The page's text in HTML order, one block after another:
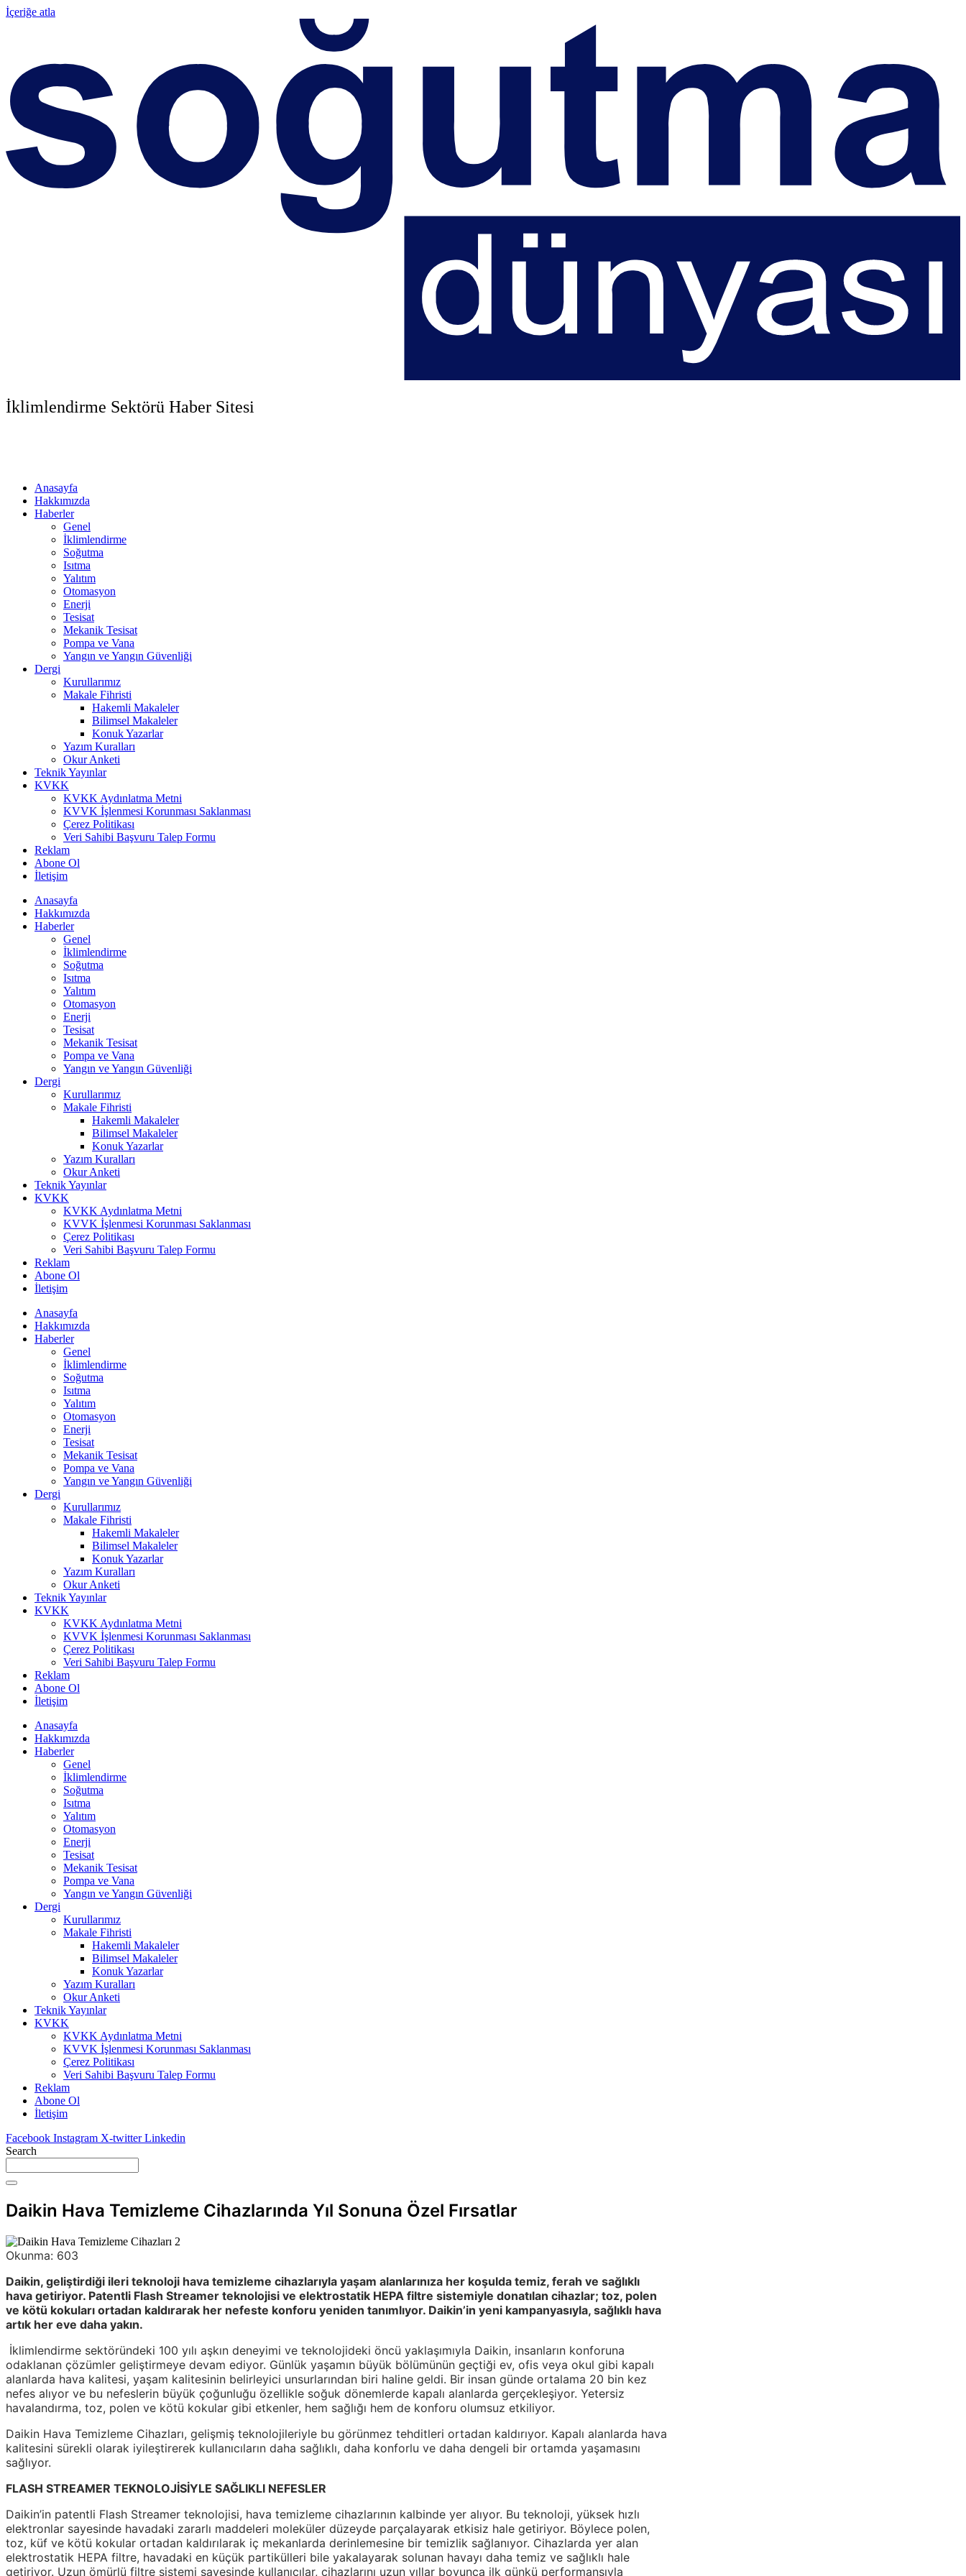
İçeriğe atla
İklimlendirme Sektörü Haber Sitesi
Anasayfa
Hakkımızda
Haberler
Genel
İklimlendirme
Soğutma
Isıtma
Yalıtım
Otomasyon
Enerji
Tesisat
Mekanik Tesisat
Pompa ve Vana
Yangın ve Yangın Güvenliği
Dergi
Kurullarımız
Makale Fihristi
Hakemli Makaleler
Bilimsel Makaleler
Konuk Yazarlar
Yazım Kuralları
Okur Anketi
Teknik Yayınlar
KVKK
KVKK Aydınlatma Metni
KVVK İşlenmesi Korunması Saklanması
Çerez Politikası
Veri Sahibi Başvuru Talep Formu
Reklam
Abone Ol
İletişim
Anasayfa
Hakkımızda
Haberler
Genel
İklimlendirme
Soğutma
Isıtma
Yalıtım
Otomasyon
Enerji
Tesisat
Mekanik Tesisat
Pompa ve Vana
Yangın ve Yangın Güvenliği
Dergi
Kurullarımız
Makale Fihristi
Hakemli Makaleler
Bilimsel Makaleler
Konuk Yazarlar
Yazım Kuralları
Okur Anketi
Teknik Yayınlar
KVKK
KVKK Aydınlatma Metni
KVVK İşlenmesi Korunması Saklanması
Çerez Politikası
Veri Sahibi Başvuru Talep Formu
Reklam
Abone Ol
İletişim
Anasayfa
Hakkımızda
Haberler
Genel
İklimlendirme
Soğutma
Isıtma
Yalıtım
Otomasyon
Enerji
Tesisat
Mekanik Tesisat
Pompa ve Vana
Yangın ve Yangın Güvenliği
Dergi
Kurullarımız
Makale Fihristi
Hakemli Makaleler
Bilimsel Makaleler
Konuk Yazarlar
Yazım Kuralları
Okur Anketi
Teknik Yayınlar
KVKK
KVKK Aydınlatma Metni
KVVK İşlenmesi Korunması Saklanması
Çerez Politikası
Veri Sahibi Başvuru Talep Formu
Reklam
Abone Ol
İletişim
Anasayfa
Hakkımızda
Haberler
Genel
İklimlendirme
Soğutma
Isıtma
Yalıtım
Otomasyon
Enerji
Tesisat
Mekanik Tesisat
Pompa ve Vana
Yangın ve Yangın Güvenliği
Dergi
Kurullarımız
Makale Fihristi
Hakemli Makaleler
Bilimsel Makaleler
Konuk Yazarlar
Yazım Kuralları
Okur Anketi
Teknik Yayınlar
KVKK
KVKK Aydınlatma Metni
KVVK İşlenmesi Korunması Saklanması
Çerez Politikası
Veri Sahibi Başvuru Talep Formu
Reklam
Abone Ol
İletişim
Facebook Instagram X-twitter Linkedin
Search
Daikin Hava Temizleme Cihazlarında Yıl Sonuna Özel Fırsatlar
Okunma: 603
Daikin, geliştirdiği ileri teknoloji hava temizleme cihazlarıyla yaşam alanlarınıza her koşulda temiz, ferah ve sağlıklı
hava getiriyor. Patentli Flash Streamer teknolojisi ve elektrostatik HEPA filtre sistemiyle donatılan cihazlar; toz, polen
ve kötü kokuları ortadan kaldırarak her nefeste konforu yeniden tanımlıyor. Daikin’in yeni kampanyasıyla, sağlıklı hava
artık her eve daha yakın.
İklimlendirme sektöründeki 100 yılı aşkın deneyimi ve teknolojideki öncü yaklaşımıyla Daikin, insanların konforuna
odaklanan çözümler geliştirmeye devam ediyor. Günlük yaşamın büyük bölümünün geçtiği ev, ofis veya okul gibi kapalı
alanlarda hava kalitesi, yaşam kalitesinin belirleyici unsurlarından biri haline geldi. Bir insan günde ortalama 20 bin kez
nefes alıyor ve bu nefeslerin büyük çoğunluğu özellikle soğuk dönemlerde kapalı alanlarda gerçekleşiyor. Yetersiz
havalandırma, toz, polen ve kötü kokular gibi etkenler, hem sağlığı hem de konforu olumsuz etkiliyor.
Daikin Hava Temizleme Cihazları, gelişmiş teknolojileriyle bu görünmez tehditleri ortadan kaldırıyor. Kapalı alanlarda hava
kalitesini sürekli olarak iyileştirerek kullanıcıların daha sağlıklı, daha konforlu ve daha dengeli bir ortamda yaşamasını
sağlıyor.
FLASH STREAMER TEKNOLOJİSİYLE SAĞLIKLI NEFESLER
Daikin’in patentli Flash Streamer teknolojisi, hava temizleme cihazlarının kalbinde yer alıyor. Bu teknoloji, yüksek hızlı
elektronlar sayesinde havadaki zararlı maddeleri moleküler düzeyde parçalayarak etkisiz hale getiriyor. Böylece polen,
toz, küf ve kötü kokular ortadan kaldırılarak iç mekanlarda derinlemesine bir temizlik sağlanıyor. Cihazlarda yer alan
elektrostatik HEPA filtre, havadaki en küçük partikülleri bile yakalayarak solunan havayı daha temiz ve sağlıklı hale
getiriyor. Uzun ömürlü filtre sistemi sayesinde kullanıcılar, cihazlarını uzun yıllar boyunca ilk günkü performansıyla